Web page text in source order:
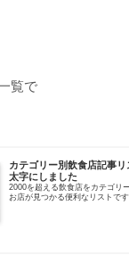
覧で
カテゴリー別飲食店記事
太字にしました
2000を超える飲食店をカテゴリ
お店が見つかる便利なリストです